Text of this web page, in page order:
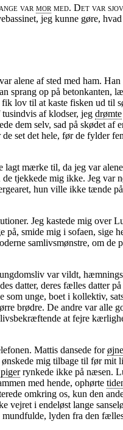
var mor med. Det var
jeg kunne gøre,
alene af sted med ham.
sprang op på betonkanten,
lov til at kaste fisken ud til
af klodser, jeg drømte
dem selv, sad på skødet
de set det hele, før de fylder
mærke til, da jeg var
tjekkede mig ikke. Jeg var
hun ville ikke tænde
Jeg kastede mig over
smide mig i sofaen, sige
samlivsmønstre, om de
var vildt,
datter, deres fælles datter
unge, boet i kollektiv,
brødre. De andre var alle
at fejre
Mattis dansede for
mig tilbage til før mit
pigerrynkede ikke på næsen.
med hende, ophørte
omkring os, kun den
i endeløst lange
mundfulde, lyden fra den